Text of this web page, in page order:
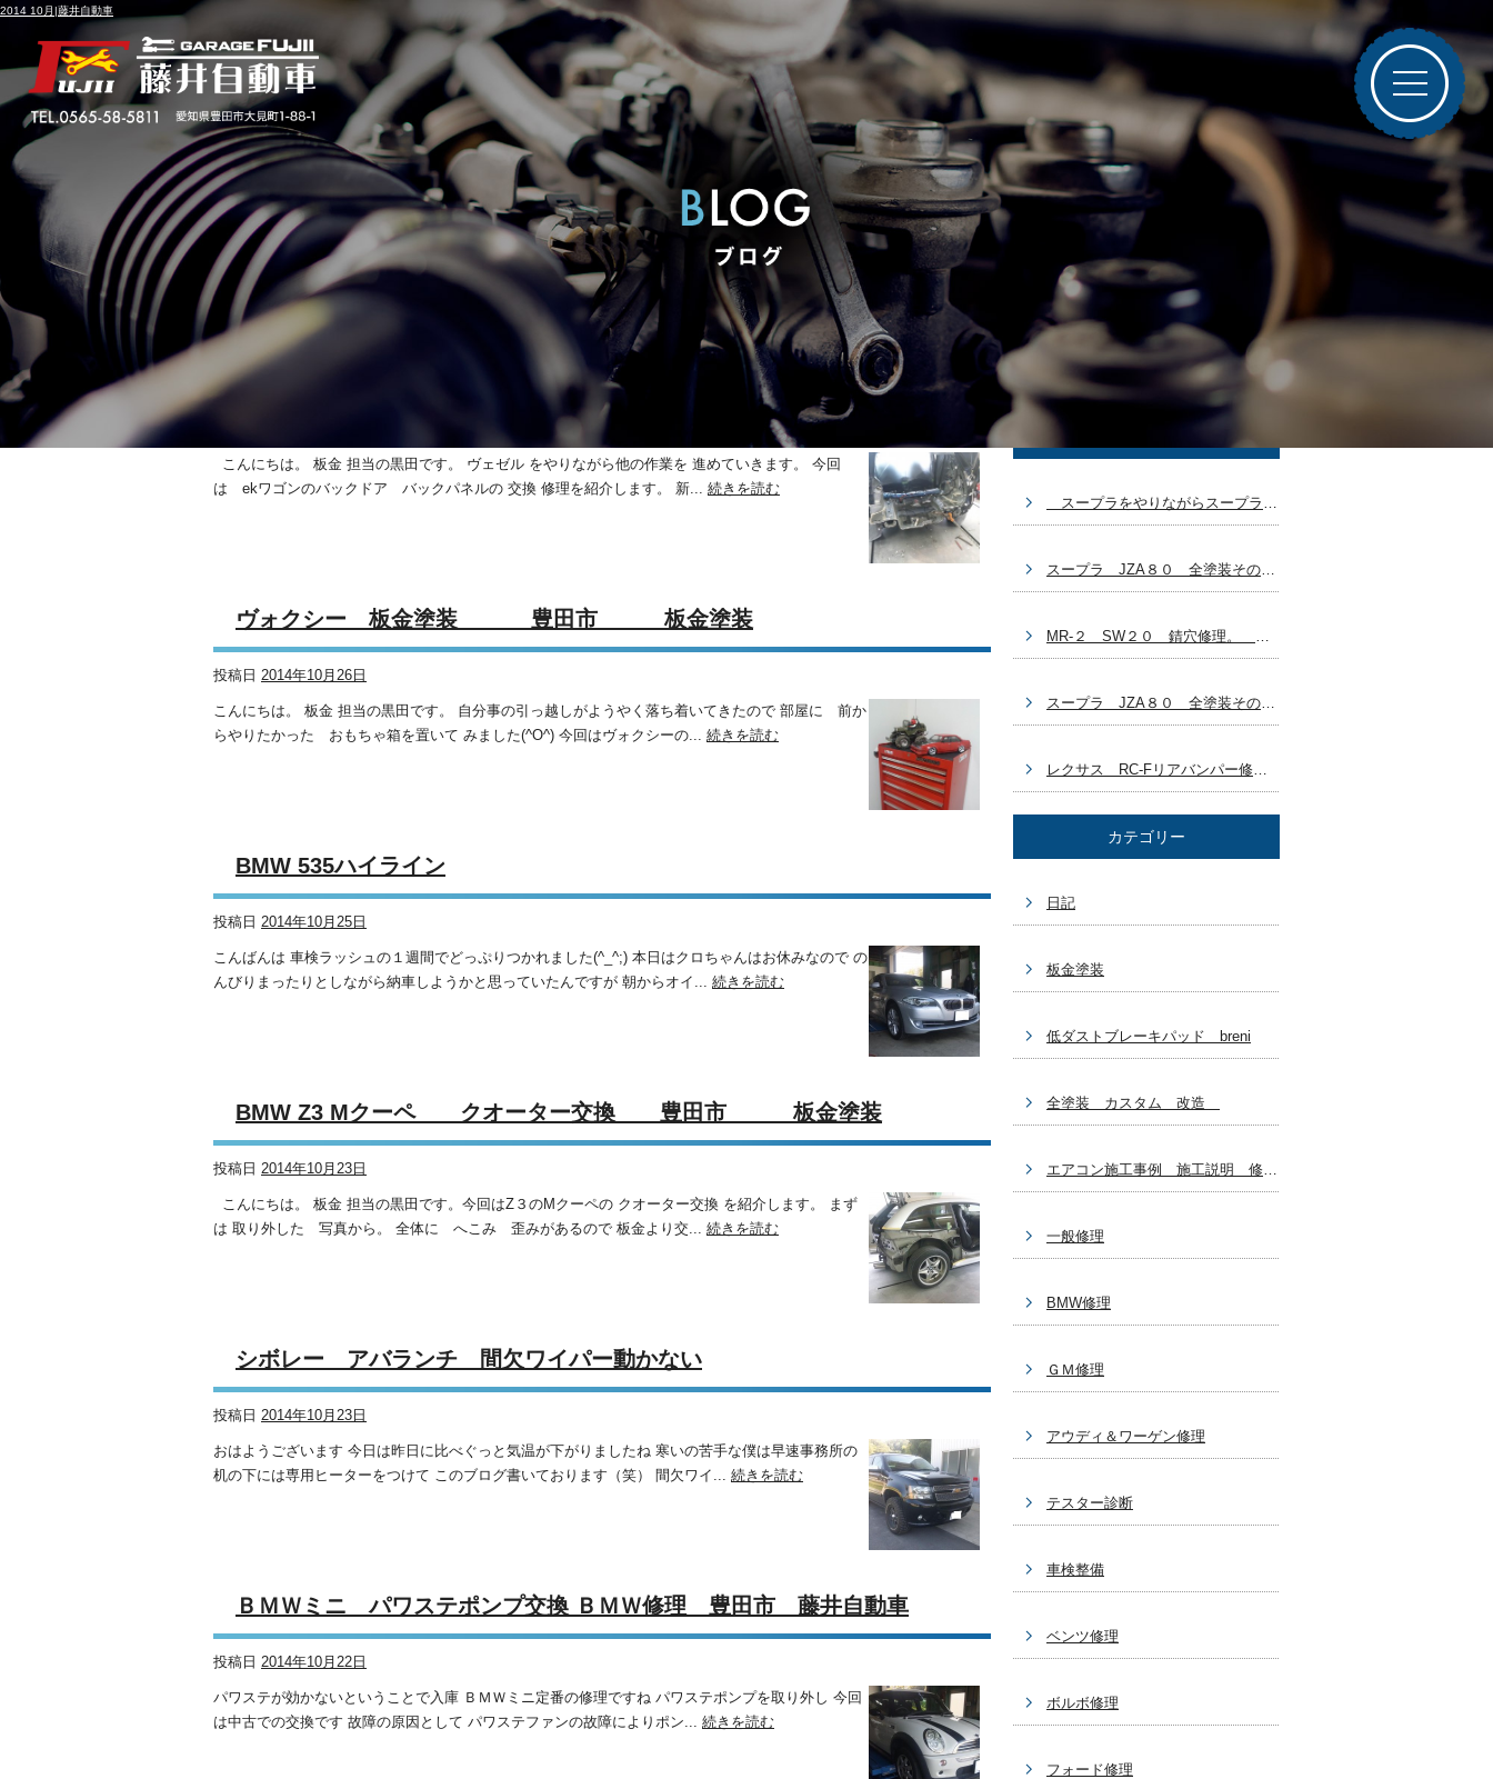
2014 10月|藤井自動車
月別アーカイブ:
ekワゴン バックパネル交換 豊田市 板金塗装
こんにちは。 板金 担当の黒田です。 ヴェゼル をやりながら他の作業を 進めていきます。 今回
は ekワゴンのバックドア バックパネルの 交換 修理を紹介します。 新... 続きを読む
ヴォクシー 板金塗装 豊田市 板金塗装
投稿日 2014年10月26日
こんにちは。 板金 担当の黒田です。 自分事の引っ越しがようやく落ち着いてきたので 部屋に 前か
らやりたかった おもちゃ箱を置いて みました(^O^) 今回はヴォクシーの... 続きを読む
BMW 535ハイライン
投稿日 2014年10月25日
こんばんは 車検ラッシュの１週間でどっぷりつかれました(^_^;) 本日はクロちゃんはお休みなので の
んびりまったりとしながら納車しようかと思っていたんですが 朝からオイ... 続きを読む
BMW Z3 Mクーペ クオーター交換 豊田市 板金塗装
投稿日 2014年10月23日
こんにちは。 板金 担当の黒田です。今回はZ３のMクーペの クオーター交換 を紹介します。 まず
は 取り外した 写真から。 全体に へこみ 歪みがあるので 板金より交... 続きを読む
シボレー アバランチ 間欠ワイパー動かない
投稿日 2014年10月23日
おはようございます 今日は昨日に比べぐっと気温が下がりましたね 寒いの苦手な僕は早速事務所の
机の下には専用ヒーターをつけて このブログ書いております（笑） 間欠ワイ... 続きを読む
ＢＭＷミニ パワステポンプ交換 ＢＭＷ修理 豊田市 藤井自動車
投稿日 2014年10月22日
パワステが効かないということで入庫 ＢＭＷミニ定番の修理ですね パワステポンプを取り外し 今回
は中古での交換です 故障の原因として パワステファンの故障によりポン... 続きを読む
スープラをやりながらスープラ？ 自分の車どうする？ 豊田市 板金塗装
スープラ JZA８０ 全塗装その７ ラリージャパン終わっちゃった 豊田市 板金塗装
MR-２ SW２０ 錆穴修理。 ラリージャパン始まりましたね～。 豊田市 板金塗装
スープラ JZA８０ 全塗装その６ GX７１乗ろうかなぁ～(^_^) 豊田市 板金塗装
レクサス RC-Fリアバンパー修理 ブログ作成するの忘れてた～ 豊田市 板金塗装車両
カテゴリー
日記
板金塗装
低ダストブレーキパッド breni
全塗装 カスタム 改造
エアコン施工事例 施工説明 修理関係
一般修理
BMW修理
ＧＭ修理
アウディ＆ワーゲン修理
テスター診断
車検整備
ベンツ修理
ボルボ修理
フォード修理